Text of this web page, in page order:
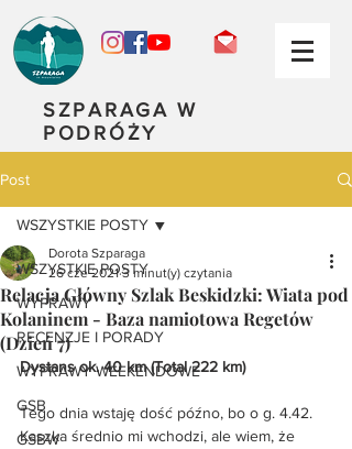
SZPARAGA W
PODRÓŻY
Post
WSZYSTKIE POSTY
WYPRAWY
RECENZJE I PORADY
WYPRAWY WEEKENDOWE
GSB
GSBW
WSZYSTKIE POSTY
Relacja Główny Szlak Beskidzki: Wiata pod
Kolaninem - Baza namiotowa Regetów
(Dzień 7)
Dorota Szparaga
26 cze 2021 3 minut(y) czytania
Dystans ok. 40 km (Total 222 km)
Tego dnia wstaję dość późno, bo o g. 4.42.
Kaszka średnio mi wchodzi, ale wiem, że